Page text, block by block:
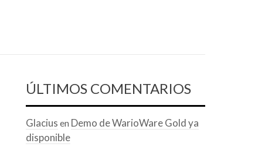
ÚLTIMOS COMENTARIOS
Glacius en Demo de WarioWare Gold ya
disponible